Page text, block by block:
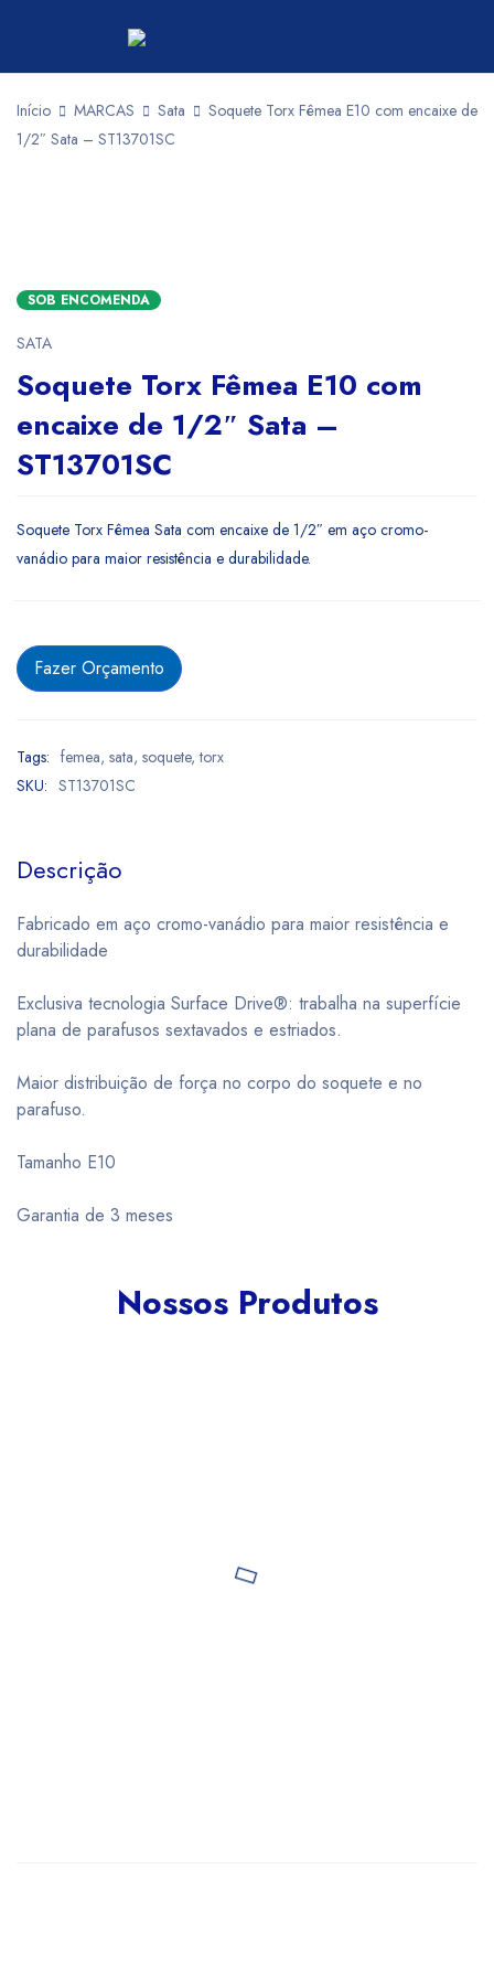
Início MARCAS Sata
Soquete Torx Fêmea E10 com encaixe de
1/2″ Sata – ST13701SC
SOB ENCOMENDA
SATA
Soquete Torx Fêmea E10 com
encaixe de 1/2″ Sata –
ST13701SC
Soquete Torx Fêmea Sata com encaixe de 1/2″ em aço cromo-
vanádio para maior resistência e durabilidade.
Fazer Orçamento
Tags: femea, sata, soquete,torx
SKU: ST13701SC
Descrição
Fabricado em aço cromo-vanádio para maior resistência e
durabilidade
Exclusiva tecnologia Surface Drive®: trabalha na superfície
plana de parafusos sextavados e estriados.
Maior distribuição de força no corpo do soquete e no
parafuso.
Tamanho E10
Garantia de 3 meses
Nossos Produtos